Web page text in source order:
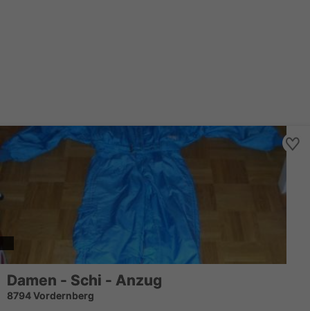
Damen - Schi - Anzug
8794 Vordernberg